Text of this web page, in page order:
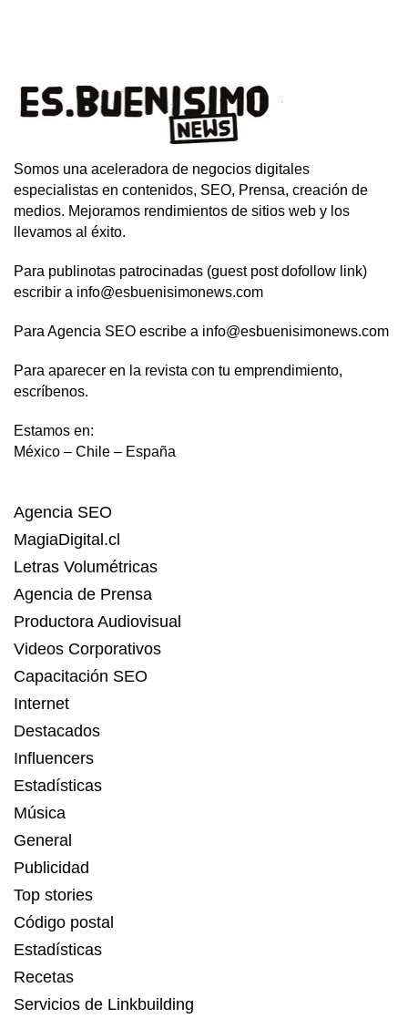
Somos una aceleradora de negocios digitales
especialistas en contenidos, SEO, Prensa, creación de
medios. Mejoramos rendimientos de sitios web y los
llevamos al éxito.
Para publinotas patrocinadas (guest post dofollow link)
escribir a info@esbuenisimonews.com
Para Agencia SEO escribe a info@esbuenisimonews.com
Para aparecer en la revista con tu emprendimiento,
escríbenos.
Estamos en:
México – Chile – España
Agencia SEO
MagiaDigital.cl
Letras Volumétricas
Agencia de Prensa
Productora Audiovisual
Videos Corporativos
Capacitación SEO
Internet
Destacados
Influencers
Estadísticas
Música
General
Publicidad
Top stories
Código postal
Estadísticas
Recetas
Servicios de Linkbuilding